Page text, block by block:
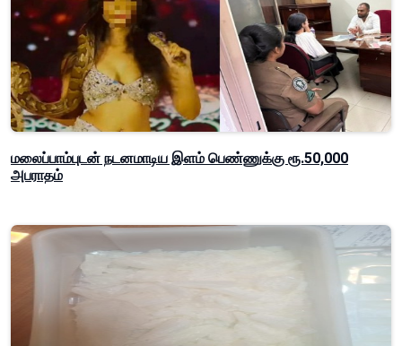
மலைப்பாம்புடன் நடனமாடிய இளம் பெண்ணுக்கு ரூ.50,000
அபராதம்